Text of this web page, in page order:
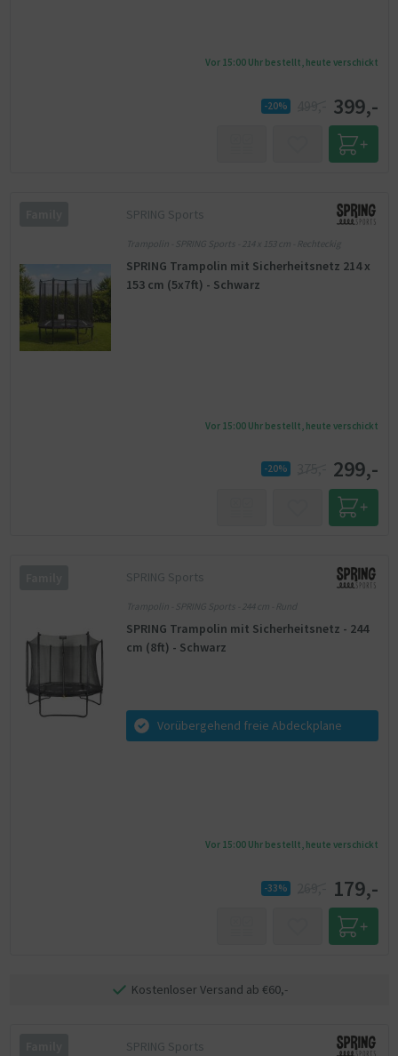
Vor 15:00 Uhr bestellt, heute verschickt
-20% 399,-
SPRING Sports
Trampolin - SPRING Sports - 214 x 153 cm - Rechteckig
SPRING Trampolin mit Sicherheitsnetz 214 x
153 cm (5x7ft) - Schwarz
Vor 15:00 Uhr bestellt, heute verschickt
-20% 299,-
SPRING Sports
Trampolin - SPRING Sports - 244 cm - Rund
SPRING Trampolin mit Sicherheitsnetz - 244
cm (8ft) - Schwarz
Vorübergehend freie Abdeckplane
Vor 15:00 Uhr bestellt, heute verschickt
-33% 179,-
Kostenloser Versand ab €60,-
SPRING Sports